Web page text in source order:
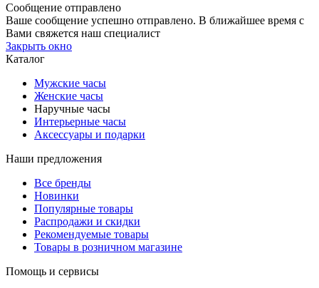
Сообщение отправлено
Ваше сообщение успешно отправлено. В ближайшее время с
Вами свяжется наш специалист
Закрыть окно
Каталог
Мужские часы
Женские часы
Наручные часы
Интерьерные часы
Аксессуары и подарки
Наши предложения
Все бренды
Новинки
Популярные товары
Распродажи и скидки
Рекомендуемые товары
Товары в розничном магазине
Помощь и сервисы